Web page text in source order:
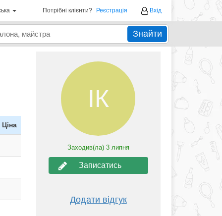
Потрібні клієнти? Реєстрація Вхід
Знайти
Ціна
ІК
Заходив(ла) 3 липня
Записатись
Додати відгук